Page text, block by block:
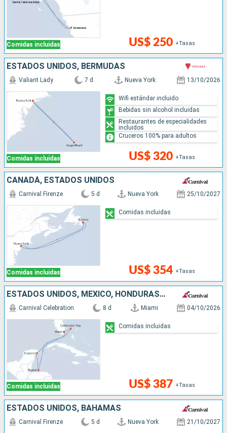
Comidas incluidas US$ 250 +Tasas
ESTADOS UNIDOS, BERMUDAS
Comidas incluidas
Valiant Lady 7 d Nueva York 13/10/2026
US$ 320 +Tasas
Wifi estándar incluido
Bebidas sin alcohol incluidas
Restaurantes de especialidades
incluidos
Cruceros 100% para adultos
CANADÁ, ESTADOS UNIDOS
Comidas incluidas
Carnival Firenze 5 d Nueva York 25/10/2027
US$ 354 +Tasas
Comidas incluidas
ESTADOS UNIDOS, MÉXICO, HONDURAS, BAHAMAS
Comidas incluidas
Carnival Celebration 8 d Miami 04/10/2026
US$ 387 +Tasas
Comidas incluidas
ESTADOS UNIDOS, BAHAMAS
Carnival Firenze 5 d Nueva York 21/10/2027